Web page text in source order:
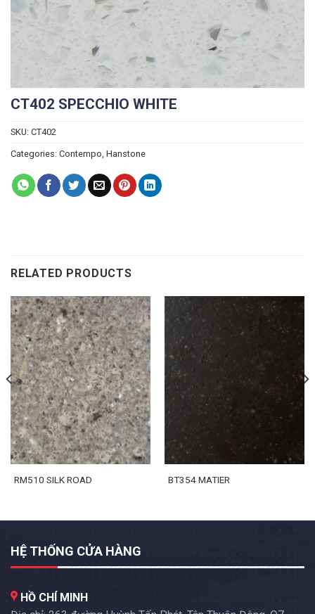
CT402 SPECCHIO WHITE
SKU: CT402
Categories: Contempo, Hanstone
RELATED PRODUCTS
RM510 SILK ROAD BT354 MATIER
HỆ THỐNG CỬA HÀNG
HỒ CHÍ MINH